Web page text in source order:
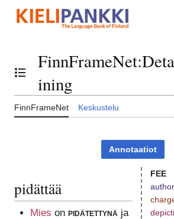
sisältöön
Vaihda sisällysluettelo
FinnFrameNet:Deta
ining
FinnFrameNet Keskustelu
Annotaatiot
pidättää
Mies on pidätettynä ja
FEE